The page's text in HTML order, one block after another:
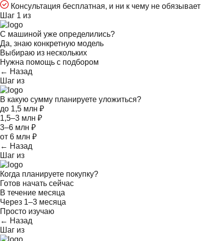
Консультация бесплатная, и ни к чему не обязывает
Шаг 1 из
С машиной уже определились?
Да, знаю конкретную модель
Выбираю из нескольких
Нужна помощь с подбором
← Назад
Шаг из
В какую сумму планируете уложиться?
до 1,5 млн ₽
1,5–3 млн ₽
3–6 млн ₽
от 6 млн ₽
← Назад
Шаг из
Когда планируете покупку?
Готов начать сейчас
В течение месяца
Через 1–3 месяца
Просто изучаю
← Назад
Шаг из